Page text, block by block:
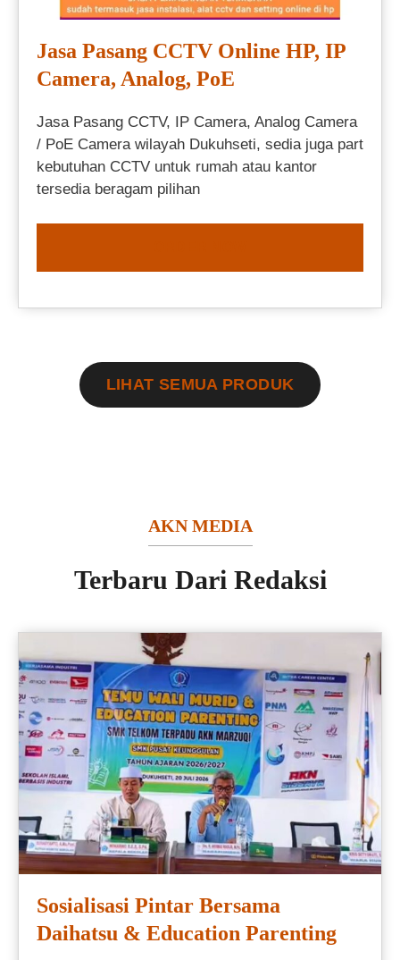
Jasa Pasang CCTV Online HP, IP
Camera, Analog, PoE
Jasa Pasang CCTV, IP Camera, Analog Camera
/ PoE Camera wilayah Dukuhseti, sedia juga part
kebutuhan CCTV untuk rumah atau kantor
tersedia beragam pilihan
LIHAT SEMUA PRODUK
AKN MEDIA
Terbaru Dari Redaksi
Sosialisasi Pintar Bersama
Daihatsu & Education Parenting